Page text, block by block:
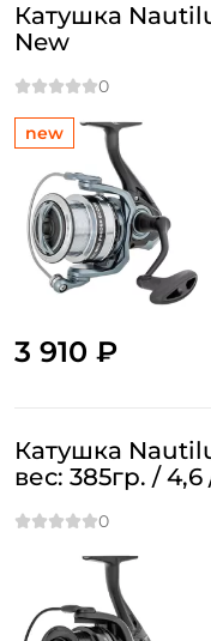
new
Катушка
New
3 910 ₽
Катушка
вес: 385гр. /
Создать аккаунт
ФИО: *